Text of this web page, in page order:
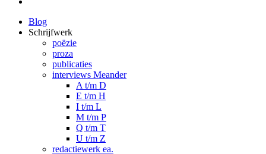
Blog
Schrijfwerk
poëzie
proza
publicaties
interviews Meander
A t/m D
E t/m H
I t/m L
M t/m P
Q t/m T
U t/m Z
redactiewerk ea.